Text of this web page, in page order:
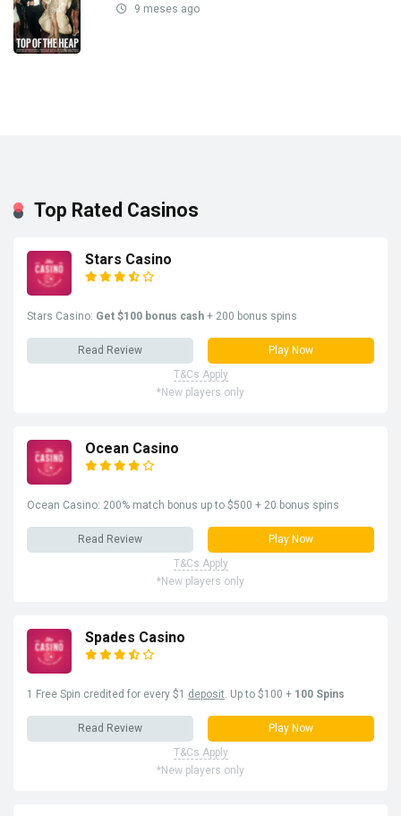
9 meses ago
Top Rated Casinos
Stars Casino
Stars Casino: Get $100 bonus cash + 200 bonus spins
Read Review
Play Now
T&Cs Apply
*New players only
Ocean Casino
Ocean Casino: 200% match bonus up to $500 + 20 bonus spins
Read Review
Play Now
T&Cs Apply
*New players only
Spades Casino
1 Free Spin credited for every $1 deposit. Up to $100 + 100 Spins
Read Review
Play Now
T&Cs Apply
*New players only